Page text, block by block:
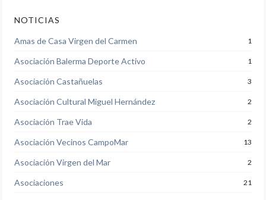
NOTICIAS
Amas de Casa Virgen del Carmen 1
Asociación Balerma Deporte Activo 1
Asociación Castañuelas 3
Asociación Cultural Miguel Hernández 2
Asociación Trae Vida 2
Asociación Vecinos CampoMar 13
Asociación Virgen del Mar 2
Asociaciones 21